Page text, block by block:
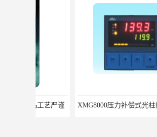
XMG8000压力补偿式光柱数显表 XMG82666优选北京鸿泰顺达科技